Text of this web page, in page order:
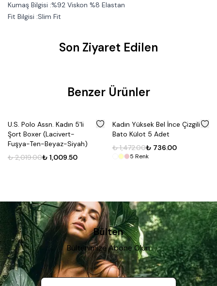
Kumaş Bilgisi :%92 Viskon %8 Elastan
Fit Bilgisi :Slim Fit
Son Ziyaret Edilen
Benzer Ürünler
% 50
U.S. Polo Assn. Kadın 5'li
Şort Boxer (Lacivert-
Fuşya-Ten-Beyaz-Siyah)
₺ 2,019.00₺ 1,009.50
% 50
Kadın Yüksek Bel İnce Çizgili
Bato Külot 5 Adet
₺ 1,472.00₺ 736.00
5 Renk
Bülten
Bültenimize Abone Olun